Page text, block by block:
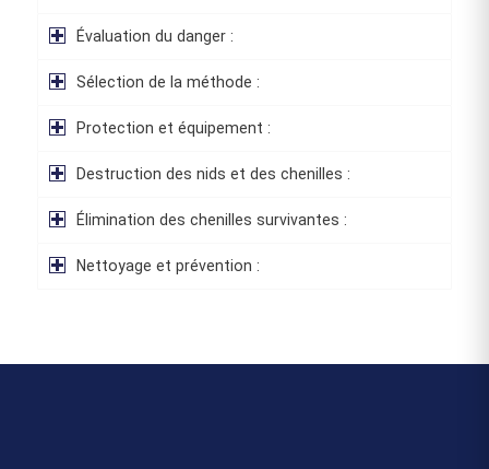
Évaluation du danger :
Sélection de la méthode :
Protection et équipement :
Destruction des nids et des chenilles :
Élimination des chenilles survivantes :
Nettoyage et prévention :